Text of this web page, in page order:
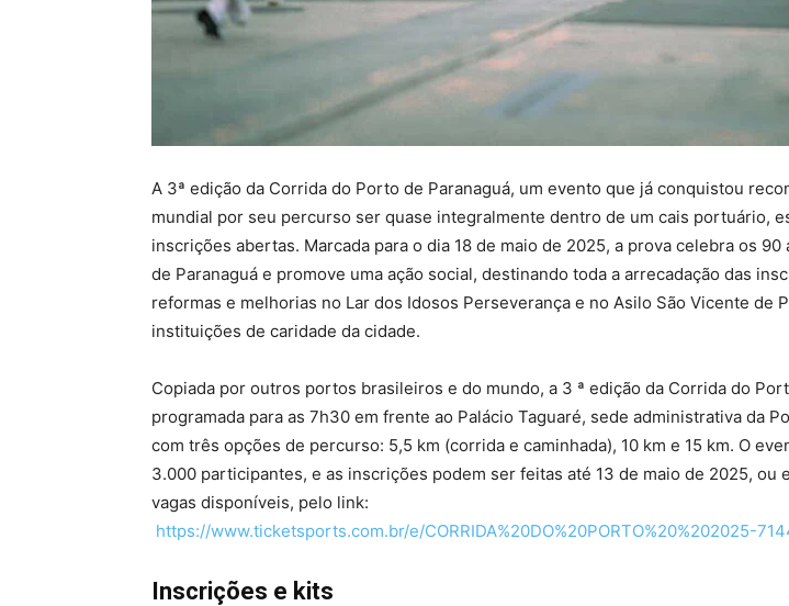
A 3ª edição da Corrida do Porto de Paranaguá, um evento que já conquistou
mundial por seu percurso ser quase integralmente dentro de um cais portuário,
inscrições abertas. Marcada para o dia 18 de maio de 2025, a prova celebra os 90
de Paranaguá e promove uma ação social, destinando toda a arrecadação das
reformas e melhorias no Lar dos Idosos Perseverança e no Asilo São Vicente de
instituições de caridade da cidade.
Copiada por outros portos brasileiros e do mundo, a 3 ª edição da Corrida do
programada para as 7h30 em frente ao Palácio Taguaré, sede administrativa da
com três opções de percurso: 5,5 km (corrida e caminhada), 10 km e 15 km. O
3.000 participantes, e as inscrições podem ser feitas até 13 de maio de 2025, ou
vagas disponíveis, pelo link:
https://www.ticketsports.com.br/e/CORRIDA%20DO%20PORTO%20%202025-
Inscrições e kits